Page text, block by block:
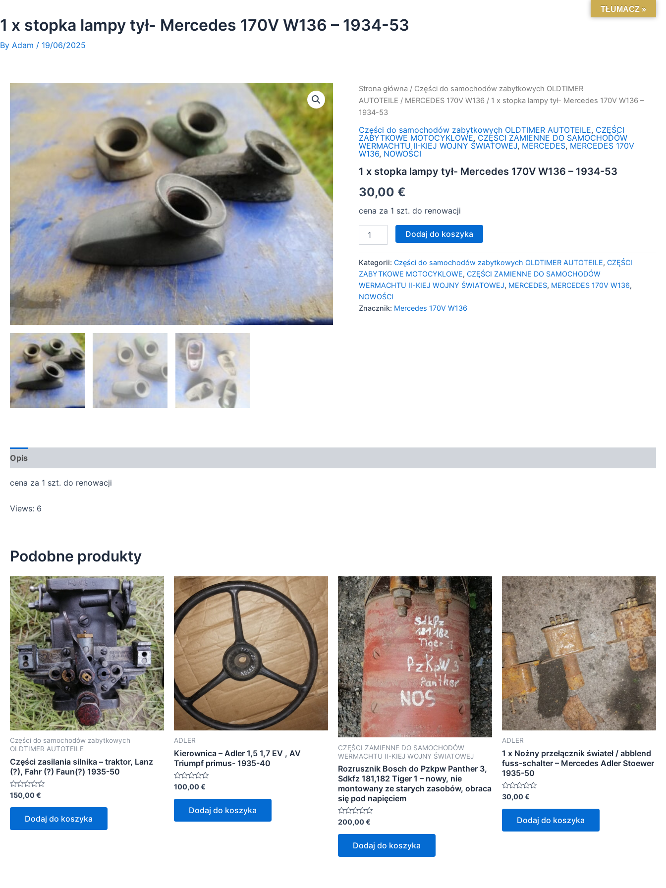
to
content
1 x stopka lampy tył- Mercedes 170V W136 – 1934-53
By Adam / 19/06/2025
Strona główna / Części do samochodów zabytkowych OLDTIMER
AUTOTEILE / MERCEDES 170V W136 / 1 x stopka lampy tył- Mercedes 170V W136 –
1934-53
Części do samochodów zabytkowych OLDTIMER AUTOTEILE, CZĘŚCI
ZABYTKOWE MOTOCYKLOWE, CZĘŚCI ZAMIENNE DO SAMOCHODÓW
WERMACHTU II-KIEJ WOJNY ŚWIATOWEJ, MERCEDES, MERCEDES 170V
W136, NOWOŚCI
1 x stopka lampy tył- Mercedes 170V W136 – 1934-53
30,00€
cena za 1 szt. do renowacji
ilość
1
stopka
lampy
tył-
Mercedes
170V
W136
-
1934-
53
Dodaj do koszyka
Kategorii:Części do samochodów zabytkowych OLDTIMER AUTOTEILE,CZĘŚCI
ZABYTKOWE MOTOCYKLOWE,CZĘŚCI ZAMIENNE DO SAMOCHODÓW
WERMACHTU II-KIEJ WOJNY ŚWIATOWEJ, MERCEDES, MERCEDES 170V W136,
NOWOŚCI
Znacznik: Mercedes 170V W136
Opis
cena za 1 szt. do renowacji
Views: 6
Podobne produkty
Części do samochodów zabytkowych
OLDTIMER AUTOTEILE
Części zasilania silnika – traktor, Lanz
(?), Fahr (?) Faun(?) 1935-50
Oceniono
0
na
150,00€
Dodaj do koszyka
ADLER
Kierownica – Adler 1,5 1,7 EV , AV
Triumpf primus- 1935-40
Oceniono
0
na
100,00€
Dodaj do koszyka
CZĘŚCI ZAMIENNE DO SAMOCHODÓW
WERMACHTU II-KIEJ WOJNY ŚWIATOWEJ
Rozrusznik Bosch do Pzkpw Panther 3,
Sdkfz 181,182 Tiger 1 – nowy, nie
montowany ze starych zasobów, obraca
się pod napięciem
Oceniono
na
200,00€
Dodaj do koszyka
ADLER
1 x Nożny przełącznik świateł / abblend
fuss-schalter – Mercedes Adler Stoewer
1935-50
Oceniono
0
na
30,00€
Dodaj do koszyka
TŁUMACZ »